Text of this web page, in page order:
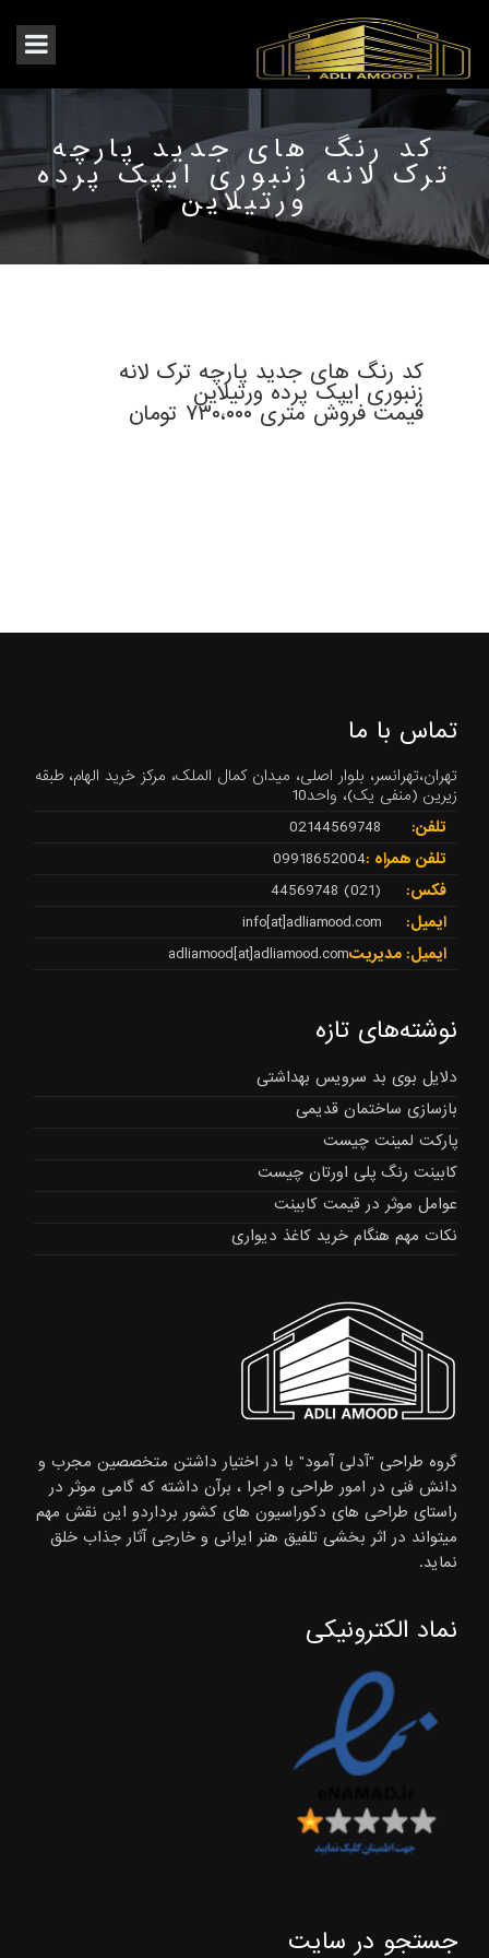
کد رنگ های جدید پارچه
ترک لانه زنبوری ایپک پرده
ورتیلاین
کد رنگ های جدید پارچه ترک لانه
زنبوری ایپک پرده ورتیلاین
قیمت فروش متری ۷۳۰،۰۰۰ تومان
تماس با ما
تهران،تهرانسر، بلوار اصلی، میدان کمال الملک، مرکز خرید الهام، طبقه
زیرین (منفی یک)، واحد10
تلفن:
02144569748
تلفن همراه :09918652004
فکس:
(021) 44569748
ایمیل:
info[at]adliamood.com
ایمیل: مدیریتadliamood[at]adliamood.com
نوشته‌های تازه
دلایل بوی بد سرویس بهداشتی
بازسازی ساختمان قدیمی
پارکت لمینت چیست
کابینت رنگ پلی اورتان چیست
عوامل موثر در قیمت کابینت
نکات مهم هنگام خرید کاغذ دیواری
گروه طراحی "آدلی آمود" با در اختیار داشتن متخصصین مجرب و
دانش فنی در امور طراحی و اجرا ، برآن داشته که گامی موثر در
راستای طراحی های دکوراسیون های کشور برداردو این نقش مهم
میتواند در اثر بخشی تلفیق هنر ایرانی و خارجی آثار جذاب خلق
نماید.
نماد الکترونیکی
جستجو در سایت